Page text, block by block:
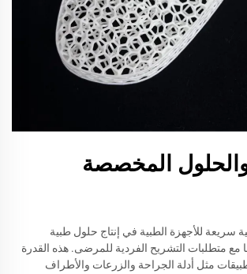
المخصصة
سريعة للأجهزة الطبية في إنتاج حلول طبية
متطلبات التشريح الفردية للمرضى. هذه القدرة
مثل أدلة الجراحة والزرعات والأطراف